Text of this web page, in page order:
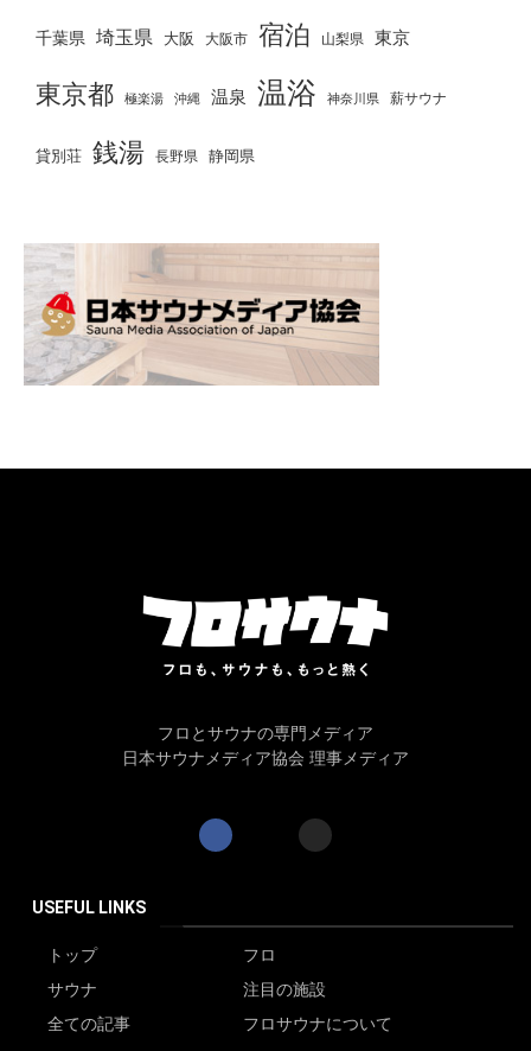
千葉県 埼玉県 大阪 大阪市 宿泊 山梨県 東京
東京都 極楽湯 沖縄 温泉 温浴 神奈川県 薪サウナ
貸別荘 銭湯 長野県 静岡県
フロとサウナの専門メディア
日本サウナメディア協会 理事メディア
USEFUL LINKS
トップ
フロ
サウナ
注目の施設
全ての記事
フロサウナについて